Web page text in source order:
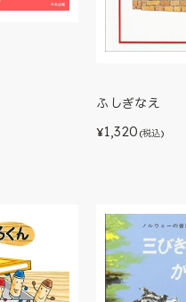
ふしぎなえ
¥1,320 (税込)